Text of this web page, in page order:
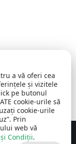
SRL
a vă oferi cea
și vizitele
pe butonul
cookie-urile să
cookie-urile
Prin
web vă
Condiții.